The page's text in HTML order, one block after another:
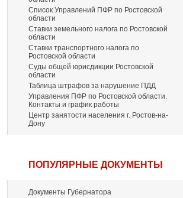
Список Управлений ПФР по Ростовской
области
Ставки земельного налога по Ростовской
области
Ставки транспортного налога по
Ростовской области
Суды общей юрисдикции Ростовской
области
Таблица штрафов за нарушение ПДД
Управления ПФР по Ростовской области.
Контакты и график работы
Центр занятости населения г. Ростов-на-
Дону
ПОПУЛЯРНЫЕ ДОКУМЕНТЫ
Документы Губернатора